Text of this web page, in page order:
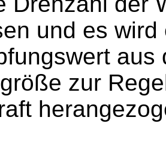
und es
zur